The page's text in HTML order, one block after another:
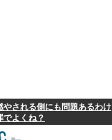
やされる側にも問題あるわけ
でよくね？